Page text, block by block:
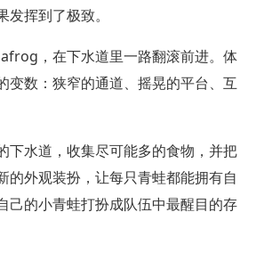
挥到了极致。
，在下水道里一路翻滚前进。体
变数：狭窄的通道、摇晃的平台、互
下水道，收集尽可能多的食物，并把
外观装扮，让每只青蛙都能拥有自
己的小青蛙打扮成队伍中最醒目的存